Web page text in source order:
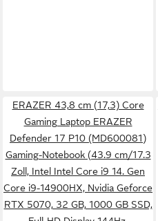
ERAZER 43,8 cm (17,3) Core
Gaming Laptop ERAZER
Defender 17 P10 (MD600081)
Gaming-Notebook (43.9 cm/17.3
Zoll, Intel Intel Core i9 14. Gen
Core i9-14900HX, Nvidia Geforce
RTX 5070, 32 GB, 1000 GB SSD,